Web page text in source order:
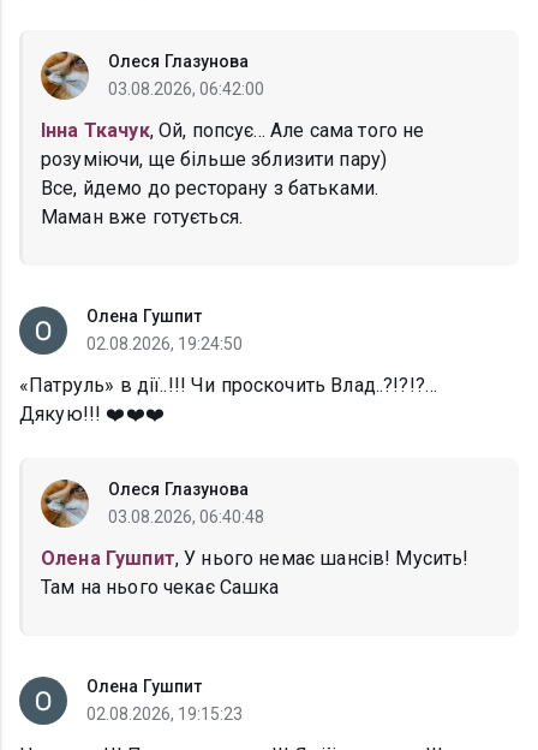
Олеся Глазунова
03.08.2026, 06:42:00
Інна Ткачук, Ой, попсує... Але сама того не
розуміючи, ще більше зблизити пару)
Все, йдемо до ресторану з батьками.
Маман вже готується.
Олена Гушпит
02.08.2026, 19:24:50
«Патруль» в дії..!!! Чи проскочить Влад..?!?!?…
Дякую!!! ❤️❤️❤️
Олеся Глазунова
03.08.2026, 06:40:48
Олена Гушпит, У нього немає шансів! Мусить!
Там на нього чекає Сашка
Олена Гушпит
02.08.2026, 19:15:23